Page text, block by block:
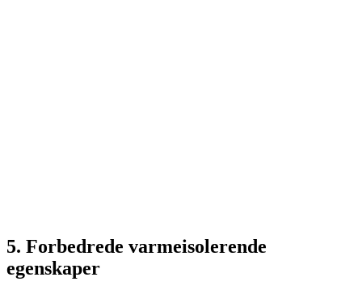
5. Forbedrede varmeisolerende
egenskaper